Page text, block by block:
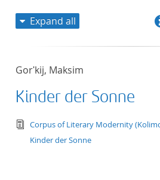
Expand all
Gorʹkij, Maksim
Kinder der Sonne
text/
Corpus of Literary Modernity
Kinder der Sonne